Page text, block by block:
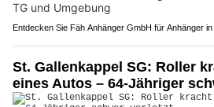
Entdecken Sie Fäh Anhänger GmbH für Anhänger
St. Gallenkappel SG: Roller
eines Autos – 64-Jähriger